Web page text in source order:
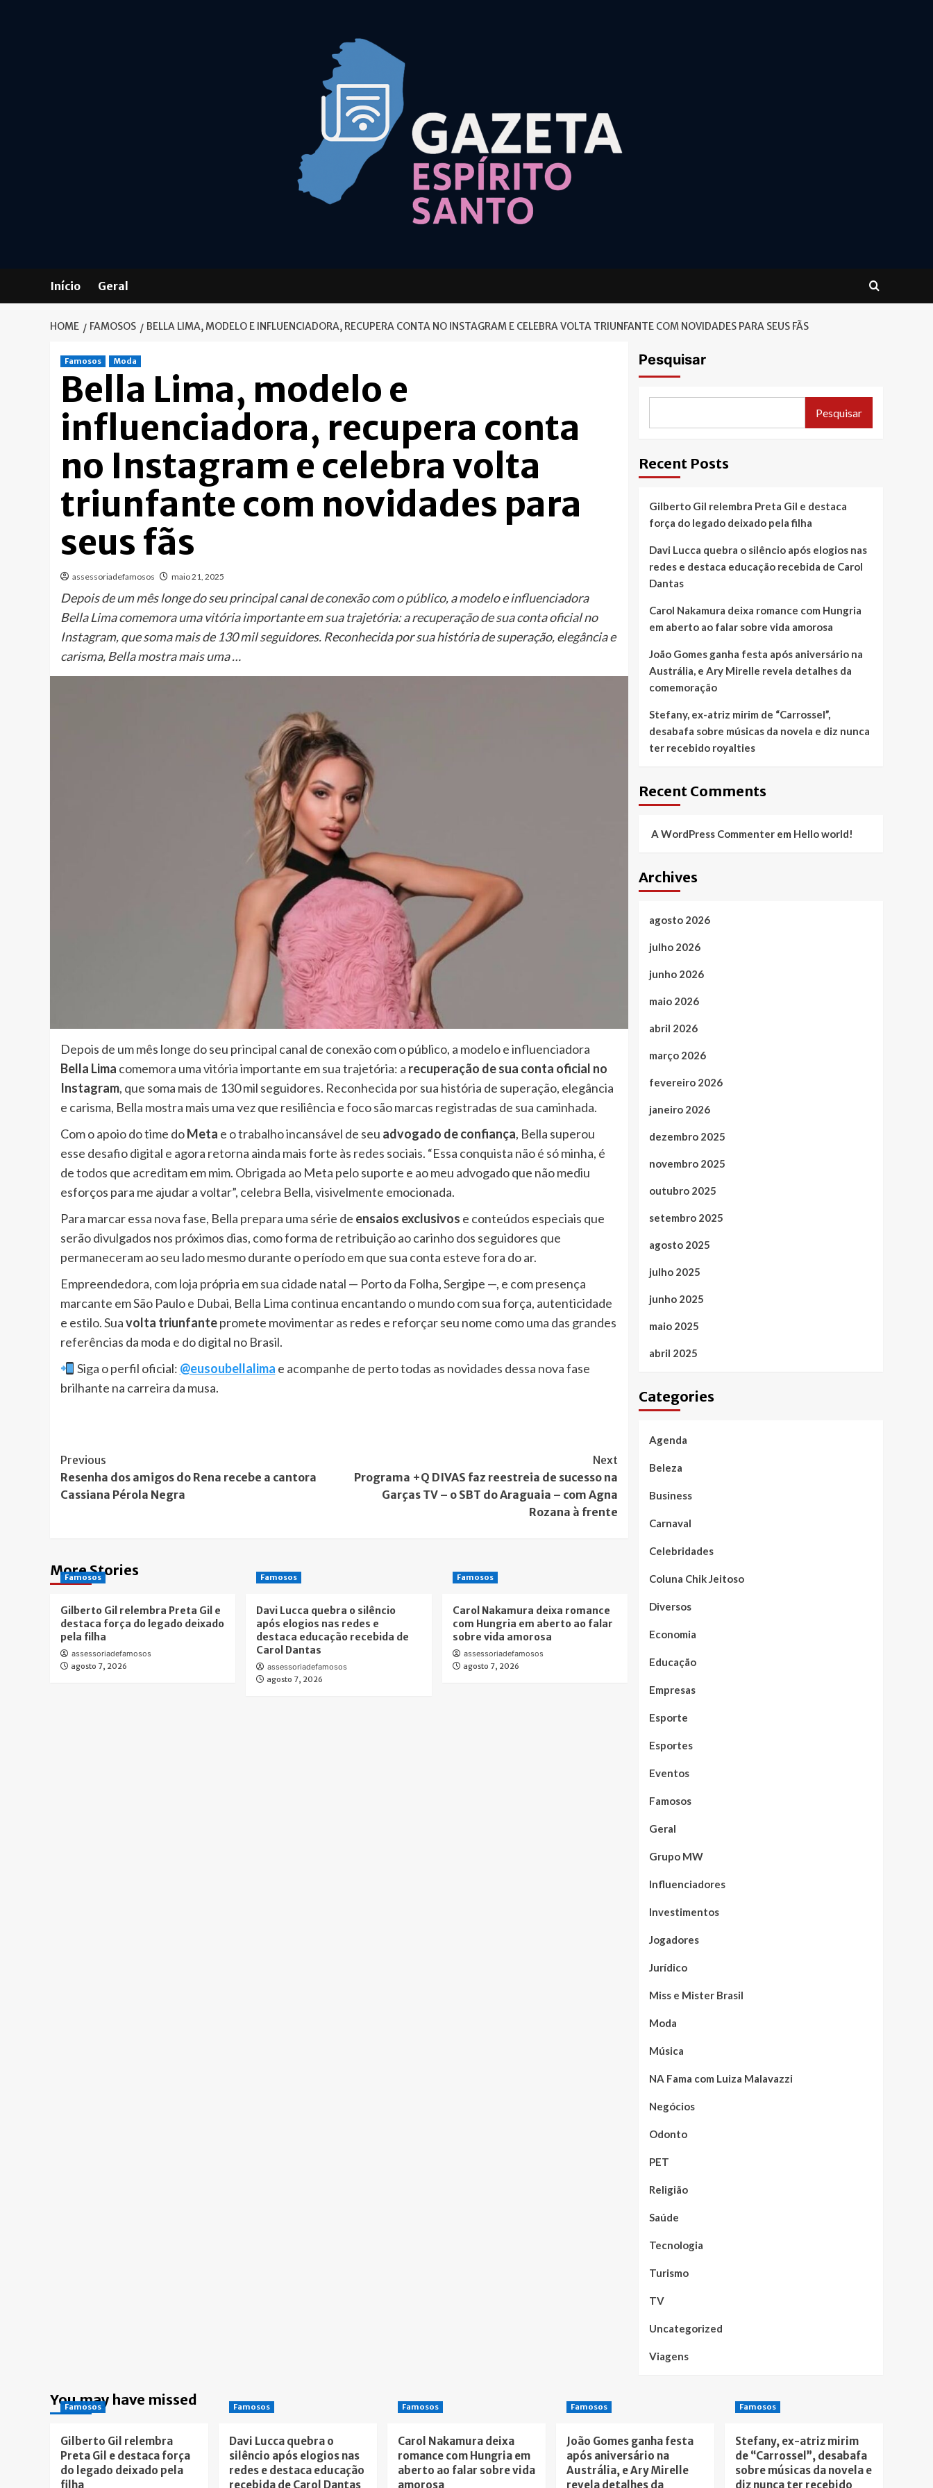
Início Geral
HOME FAMOSOS BELLA LIMA, MODELO E INFLUENCIADORA, RECUPERA CONTA NO INSTAGRAM E CELEBRA VOLTA TRIUNFANTE COM NOVIDADES PARA SEUS FÃS
Famosos Moda
Bella Lima, modelo e
influenciadora, recupera conta
no Instagram e celebra volta
triunfante com novidades para
seus fãs
assessoriadefamosos maio 21, 2025
Depois de um mês longe do seu principal canal de conexão com o público, a modelo e influenciadora
Bella Lima comemora uma vitória importante em sua trajetória: a recuperação de sua conta oficial no
Instagram, que soma mais de 130 mil seguidores. Reconhecida por sua história de superação, elegância e
carisma, Bella mostra mais uma …
Depois de um mês longe do seu principal canal de conexão com o público, a modelo e influenciadora
Bella Lima comemora uma vitória importante em sua trajetória: a recuperação de sua conta oficial no
Instagram, que soma mais de 130 mil seguidores. Reconhecida por sua história de superação, elegância
e carisma, Bella mostra mais uma vez que resiliência e foco são marcas registradas de sua caminhada.
Com o apoio do time doMeta e o trabalho incansável de seu advogado de confiança, Bella superou
esse desafio digital e agora retorna ainda mais forte às redes sociais. “Essa conquista não é só minha, é
de todos que acreditam em mim. Obrigada ao Meta pelo suporte e ao meu advogado que não mediu
esforços para me ajudar a voltar”, celebra Bella, visivelmente emocionada.
Para marcar essa nova fase, Bella prepara uma série de ensaios exclusivos e conteúdos especiais que
serão divulgados nos próximos dias, como forma de retribuição ao carinho dos seguidores que
permaneceram ao seu lado mesmo durante o período em que sua conta esteve fora do ar.
Empreendedora, com loja própria em sua cidade natal — Porto da Folha, Sergipe —, e com presença
marcante em São Paulo e Dubai, Bella Lima continua encantando o mundo com sua força, autenticidade
e estilo. Suavolta triunfantepromete movimentar as redes e reforçar seu nome como uma das grandes
referências da moda e do digital no Brasil.
Siga o perfil oficial: @eusoubellalima e acompanhe de perto todas as novidades dessa nova fase
brilhante na carreira da musa.
Post
Navigation
Previous
Resenha dos amigos do Rena recebe a cantora
Cassiana Pérola Negra
Next
Programa +Q DIVAS faz reestreia de sucesso na
Garças TV – o SBT do Araguaia – com Agna
Rozana à frente
More Stories
Famosos
Gilberto Gil relembra Preta Gil e
destaca força do legado deixado
pela filha
assessoriadefamosos
agosto 7, 2026
Famosos
Davi Lucca quebra o silêncio
após elogios nas redes e
destaca educação recebida de
Carol Dantas
assessoriadefamosos
agosto 7, 2026
Famosos
Carol Nakamura deixa romance
com Hungria em aberto ao falar
sobre vida amorosa
assessoriadefamosos
agosto 7, 2026
Pesquisar
Pesquisar
Recent Posts
Gilberto Gil relembra Preta Gil e destaca
força do legado deixado pela filha
Davi Lucca quebra o silêncio após elogios nas
redes e destaca educação recebida de Carol
Dantas
Carol Nakamura deixa romance com Hungria
em aberto ao falar sobre vida amorosa
João Gomes ganha festa após aniversário na
Austrália, e Ary Mirelle revela detalhes da
comemoração
Stefany, ex-atriz mirim de “Carrossel”,
desabafa sobre músicas da novela e diz nunca
ter recebido royalties
Recent Comments
A WordPress Commenterem Hello world!
Archives
agosto 2026
julho 2026
junho 2026
maio 2026
abril 2026
março 2026
fevereiro 2026
janeiro 2026
dezembro 2025
novembro 2025
outubro 2025
setembro 2025
agosto 2025
julho 2025
junho 2025
maio 2025
abril 2025
Categories
Agenda
Beleza
Business
Carnaval
Celebridades
Coluna Chik Jeitoso
Diversos
Economia
Educação
Empresas
Esporte
Esportes
Eventos
Famosos
Geral
Grupo MW
Influenciadores
Investimentos
Jogadores
Jurídico
Miss e Mister Brasil
Moda
Música
NA Fama com Luiza Malavazzi
Negócios
Odonto
PET
Religião
Saúde
Tecnologia
Turismo
TV
Uncategorized
Viagens
You may have missed
Famosos
Gilberto Gil relembra
Preta Gil e destaca força
do legado deixado pela
filha
Famosos
Davi Lucca quebra o
silêncio após elogios nas
redes e destaca educação
recebida de Carol Dantas
Famosos
Carol Nakamura deixa
romance com Hungria em
aberto ao falar sobre vida
amorosa
Famosos
João Gomes ganha festa
após aniversário na
Austrália, e Ary Mirelle
revela detalhes da
Famosos
Stefany, ex-atriz mirim
de “Carrossel”, desabafa
sobre músicas da novela e
diz nunca ter recebido